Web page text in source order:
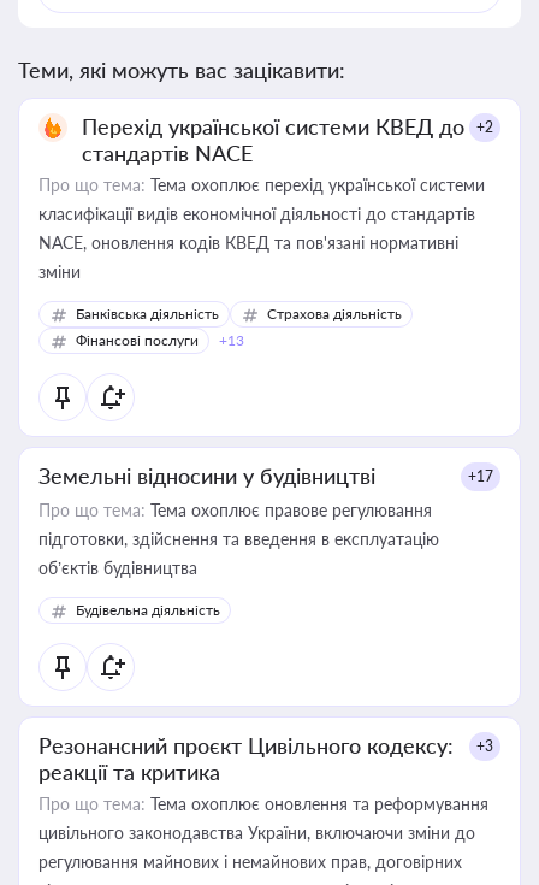
Теми, які можуть вас зацікавити:
Перехід української системи КВЕД до
стандартів NACE
+2
Про що тема: Тема охоплює перехід української системи
класифікації видів економічної діяльності до стандартів
NACE, оновлення кодів КВЕД та пов'язані нормативні
зміни
Банківська діяльність
Страхова діяльність
Фінансові послуги
+13
Земельні відносини у будівництві +17
Про що тема: Тема охоплює правове регулювання
підготовки, здійснення та введення в експлуатацію
об’єктів будівництва
Будівельна діяльність
Резонансний проєкт Цивільного кодексу:
реакції та критика
+3
Про що тема: Тема охоплює оновлення та реформування
цивільного законодавства України, включаючи зміни до
регулювання майнових і немайнових прав, договірних